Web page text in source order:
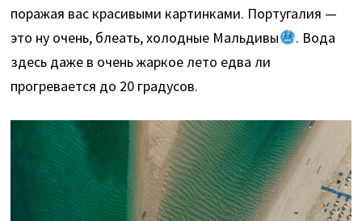
поражая вас красивыми картинками. Португалия —
это ну очень, блеать, холодные Мальдивы
. Вода
здесь даже в очень жаркое лето едва ли
прогревается до 20 градусов.